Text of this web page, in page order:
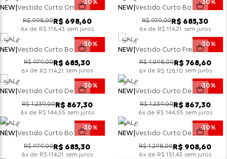
30%
NEW Vestido Curto Ombro A Ombro Drapeado - Bordo
R$ 998,00R$ 698,60
6x de R$ 116,43 sem juros
30%
NEW Vestido Curto Botão Losango Em Alfaiataria - Preto
R$ 979,00R$ 685,30
6x de R$ 114,21 sem juros
30%
NEW Vestido Curto Botão Losango Em Alfaiataria - Rose
R$ 979,00R$ 685,30
6x de R$ 114,21 sem juros
30%
NEW Vestido Curto Frente Única Xadrez - Choco
R$ 1.098,00R$ 768,60
6x de R$ 128,10 sem juros
30%
NEW Vestido Curto De Gola Estampado - Choco
R$ 1.239,00R$ 867,30
6x de R$ 144,55 sem juros
30%
NEW Vestido Curto De Gola Estampado - Verde
R$ 1.239,00R$ 867,30
6x de R$ 144,55 sem juros
30%
NEW Vestido Curto Botão Losango Em Alfaiataria - Bordo
R$ 979,00R$ 685,30
6x de R$ 114,21 sem juros
30%
NEW Vestido Curto De Manga Longa Com Gola - Choco
R$ 1.298,00R$ 908,60
6x de R$ 151,43 sem juros